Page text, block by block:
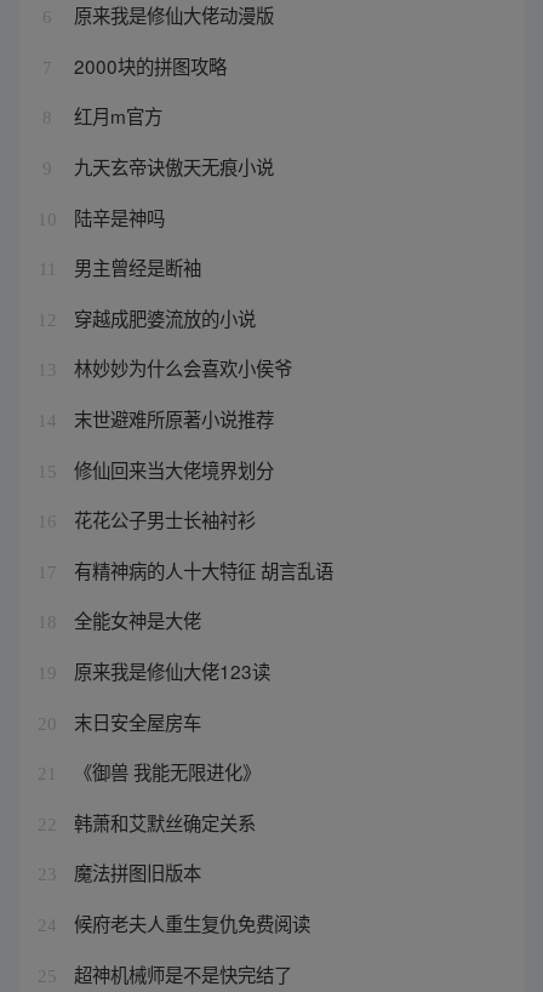
6 原来我是修仙大佬动漫版
7 2000块的拼图攻略
8 红月m官方
9 九天玄帝诀傲天无痕小说
10 陆辛是神吗
男主曾经是断袖
12 穿越成肥婆流放的小说
13 林妙妙为什么会喜欢小侯爷
14 末世避难所原著小说推荐
15 修仙回来当大佬境界划分
16 花花公子男士长袖衬衫
17 有精神病的人十大特征 胡言乱语
18 全能女神是大佬
19 原来我是修仙大佬123读
20 末日安全屋房车
21 《御兽 我能无限进化》
22 韩萧和艾默丝确定关系
23 魔法拼图旧版本
24 候府老夫人重生复仇免费阅读
25 超神机械师是不是快完结了